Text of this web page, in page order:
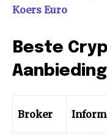
Koers Euro
Beste
Broker